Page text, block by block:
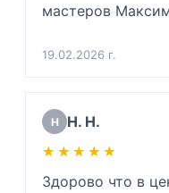
да и просто
мастеров
19.02.2026 г.
Н Н. Н.
★★★★★
★★★★★
Здорово что в